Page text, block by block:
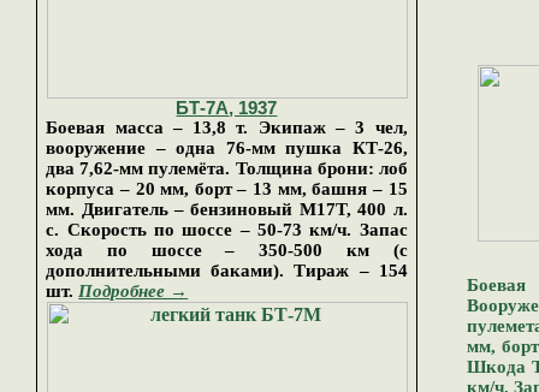
БТ-7А, 1937
Боевая масса – 13,8 т. Экипаж – 3 чел,
вооружение – одна 76-мм пушка КТ-26,
два 7,62-мм пулемёта. Толщина брони: лоб
корпуса – 20 мм, борт – 13 мм, башня – 15
мм. Двигатель – бензиновый М17Т, 400 л.
с. Скорость по шоссе – 50-73 км/ч. Запас
хода по шоссе – 350-500 км (с
дополнительными баками). Тираж – 154
шт. Подробнее →
мм,
Шкода
км/ч.